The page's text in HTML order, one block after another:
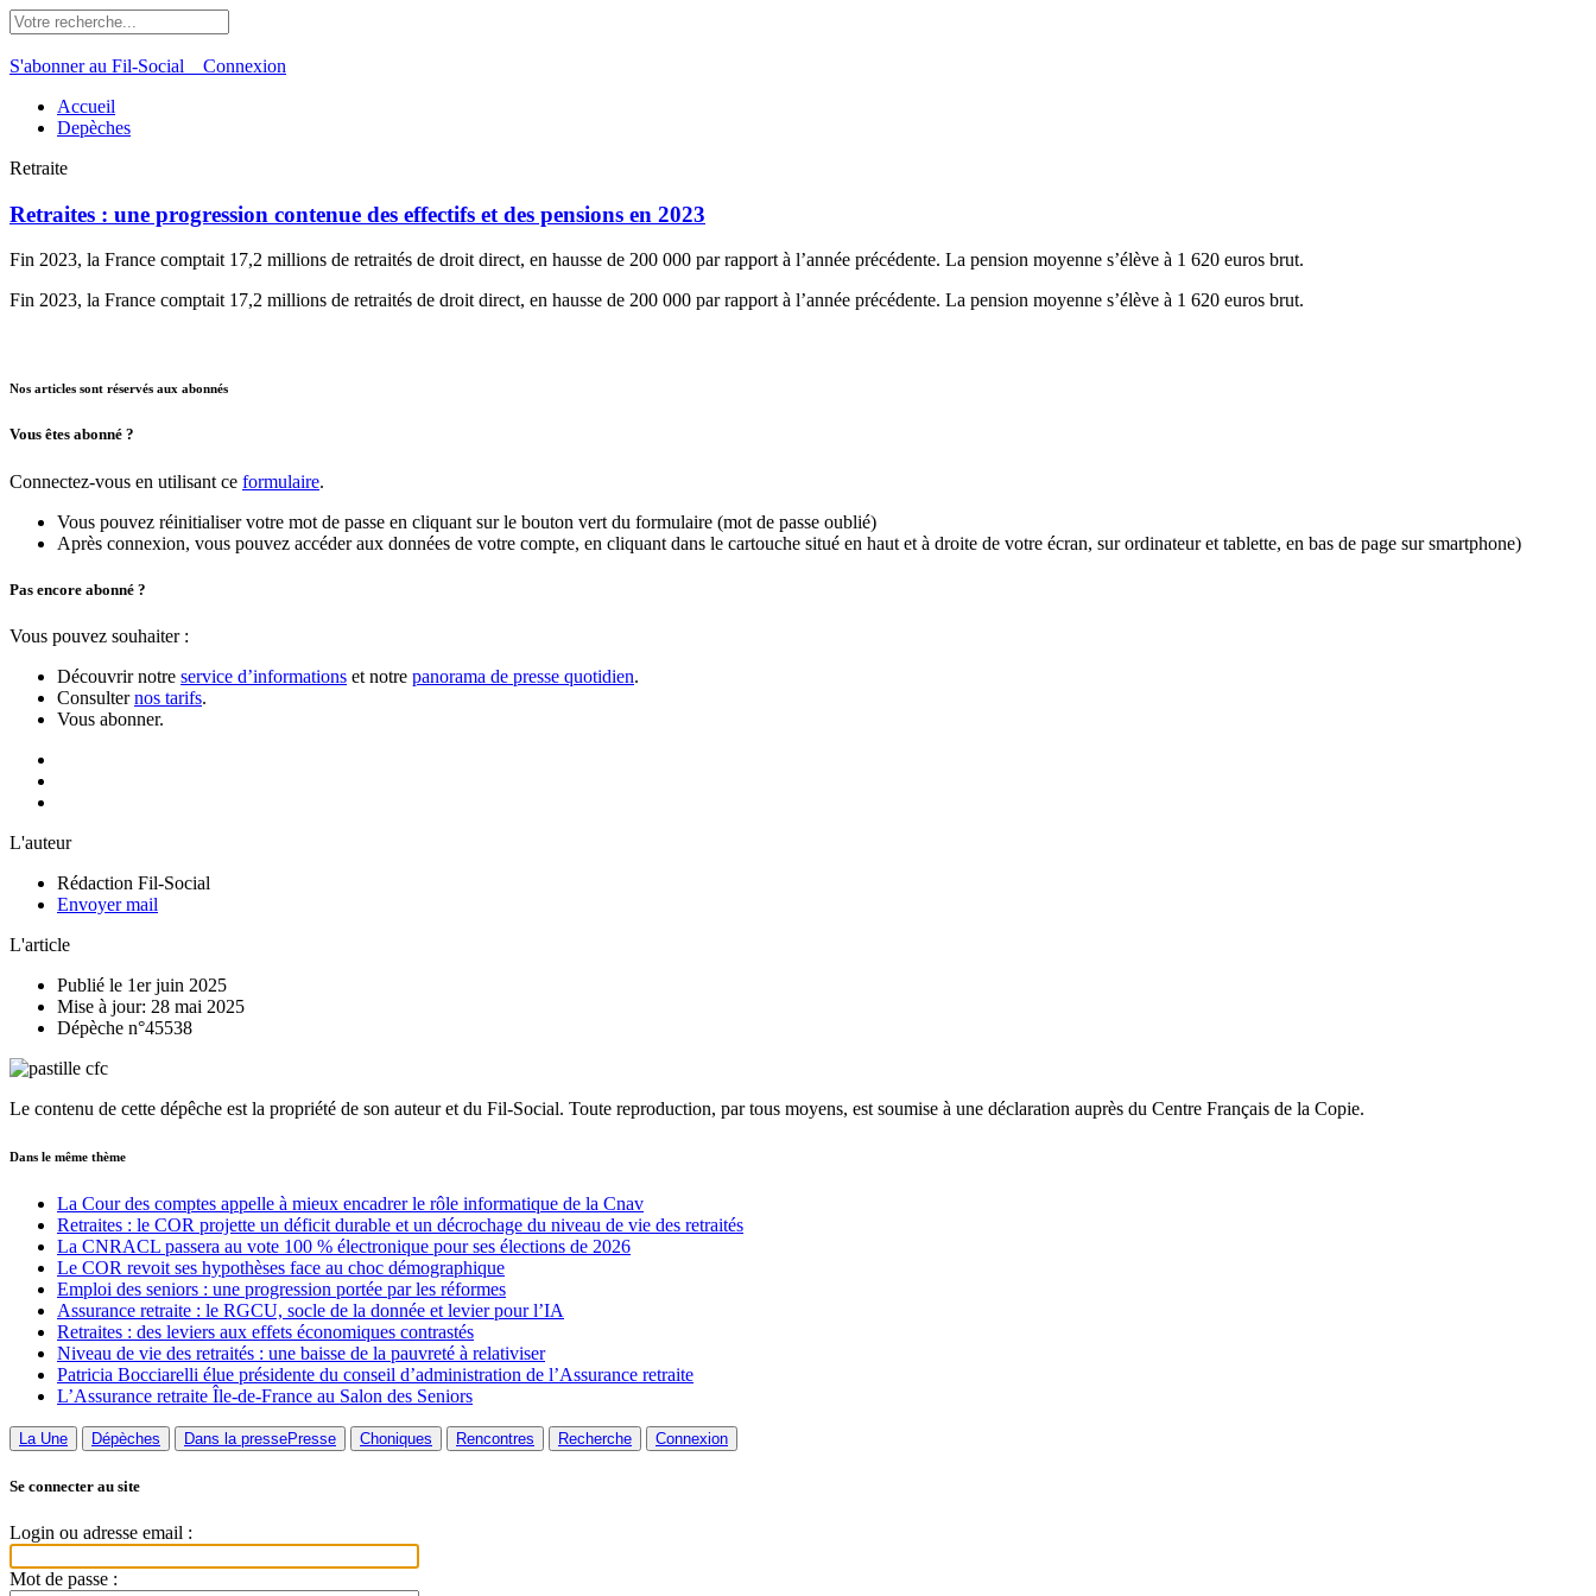
S'abonner au Fil-Social Connexion
Accueil
Depèches
Retraite
Retraites : une progression contenue des effectifs et des pensions en 2023
Fin 2023, la France comptait 17,2 millions de retraités de droit direct, en hausse de 200 000 par rapport à l’année précédente. La pension moyenne s’élève à 1 620 euros brut.
Fin 2023, la France comptait 17,2 millions de retraités de droit direct, en hausse de 200 000 par rapport à l’année précédente. La pension moyenne s’élève à 1 620 euros brut.
Nos articles sont réservés aux abonnés
Vous êtes abonné ?
Connectez-vous en utilisant ce formulaire.
Vous pouvez réinitialiser votre mot de passe en cliquant sur le bouton vert du formulaire (mot de passe oublié)
Après connexion, vous pouvez accéder aux données de votre compte, en cliquant dans le cartouche situé en haut et à droite de votre écran, sur ordinateur et tablette, en bas de page sur smartphone)
Pas encore abonné ?
Vous pouvez souhaiter :
Découvrir notre service d’informations et notre panorama de presse quotidien.
Consulternos tarifs.
Vous abonner.
L'auteur
Rédaction Fil-Social
Envoyer mail
L'article
Publié le 1er juin 2025
Mise à jour: 28 mai 2025
Dépèche n°45538
Le contenu de cette dépêche est la propriété de son auteur et du Fil-Social. Toute reproduction, par tous moyens, est soumise à une déclaration auprès du Centre Français de la Copie.
Dans le même thème
La Cour des comptes appelle à mieux encadrer le rôle informatique de la Cnav
Retraites : le COR projette un déficit durable et un décrochage du niveau de vie des retraités
La CNRACL passera au vote 100 % électronique pour ses élections de 2026
Le COR revoit ses hypothèses face au choc démographique
Emploi des seniors : une progression portée par les réformes
Assurance retraite : le RGCU, socle de la donnée et levier pour l’IA
Retraites : des leviers aux effets économiques contrastés
Niveau de vie des retraités : une baisse de la pauvreté à relativiser
Patricia Bocciarelli élue présidente du conseil d’administration de l’Assurance retraite
L’Assurance retraite Île-de-France au Salon des Seniors
La Une Dépèches Dans la pressePresse Choniques Rencontres Recherche Connexion
Se connecter au site
Login ou adresse email :
Mot de passe :